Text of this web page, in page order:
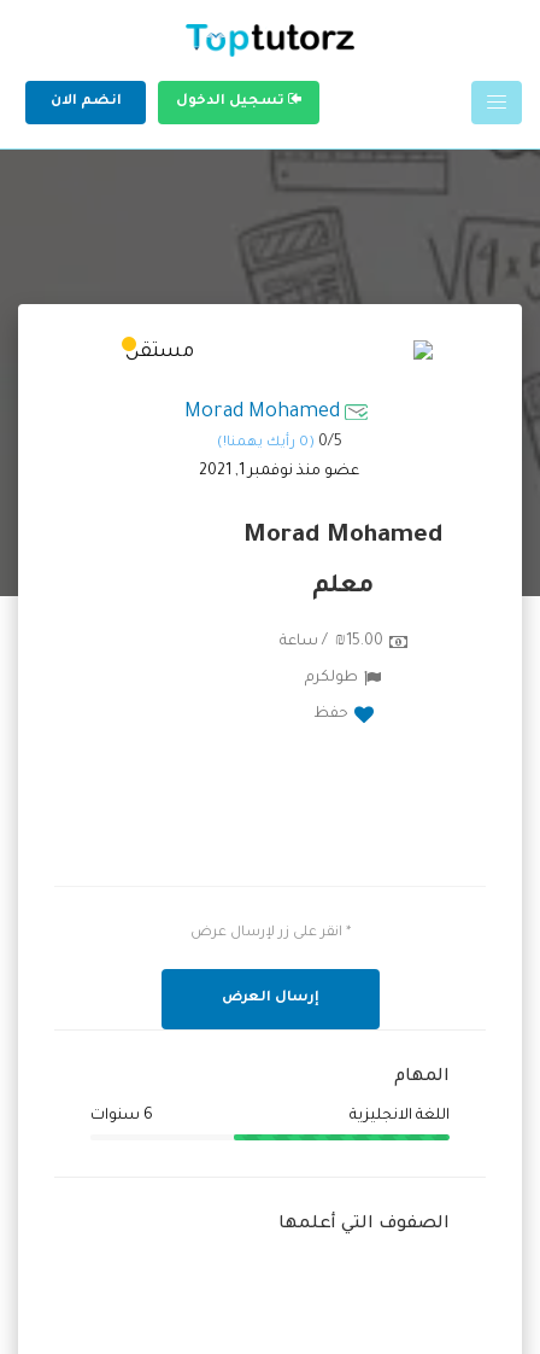
تسجيل الدخول انضم الان
Morad Mohamed
0/5 (0 رأيك يهمنا!)
عضو منذ نوفمبر 1, 2021
Morad Mohamed
معلم
₪15.00 / ساعة
طولكرم
حفظ
* انقر على زر لإرسال عرض
إرسال العرض
المهام
اللغة الانجليزية 6 سنوات
الصفوف التي أعلمها